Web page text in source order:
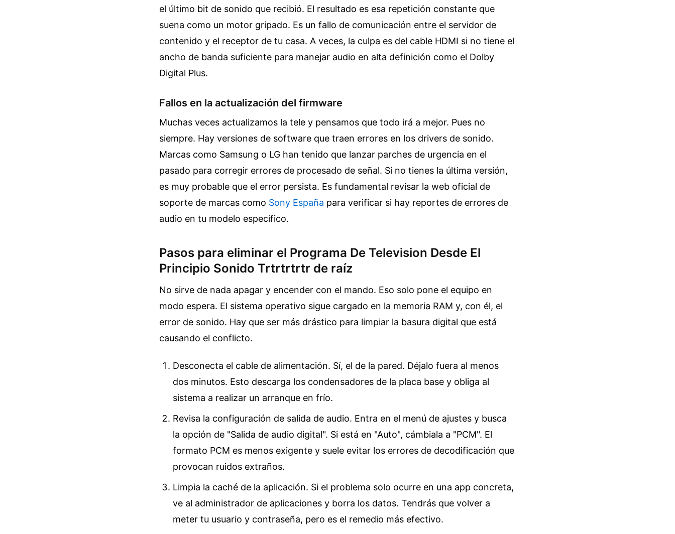
el último bit de sonido que recibió. El resultado es esa repetición constante que
suena como un motor gripado. Es un fallo de comunicación entre el servidor de
contenido y el receptor de tu casa. A veces, la culpa es del cable HDMI si no tiene el
ancho de banda suficiente para manejar audio en alta definición como el Dolby
Digital Plus.
Fallos en la actualización del firmware
Muchas veces actualizamos la tele y pensamos que todo irá a mejor. Pues no
siempre. Hay versiones de software que traen errores en los drivers de sonido.
Marcas como Samsung o LG han tenido que lanzar parches de urgencia en el
pasado para corregir errores de procesado de señal. Si no tienes la última versión,
es muy probable que el error persista. Es fundamental revisar la web oficial de
soporte de marcas como Sony España para verificar si hay reportes de errores de
audio en tu modelo específico.
Pasos para eliminar el Programa De Television Desde El
Principio Sonido Trtrtrtrtr de raíz
No sirve de nada apagar y encender con el mando. Eso solo pone el equipo en
modo espera. El sistema operativo sigue cargado en la memoria RAM y, con él, el
error de sonido. Hay que ser más drástico para limpiar la basura digital que está
causando el conflicto.
Desconecta el cable de alimentación. Sí, el de la pared. Déjalo fuera al menos
dos minutos. Esto descarga los condensadores de la placa base y obliga al
sistema a realizar un arranque en frío.
Revisa la configuración de salida de audio. Entra en el menú de ajustes y busca
la opción de "Salida de audio digital". Si está en "Auto", cámbiala a "PCM". El
formato PCM es menos exigente y suele evitar los errores de decodificación que
provocan ruidos extraños.
Limpia la caché de la aplicación. Si el problema solo ocurre en una app concreta,
ve al administrador de aplicaciones y borra los datos. Tendrás que volver a
meter tu usuario y contraseña, pero es el remedio más efectivo.